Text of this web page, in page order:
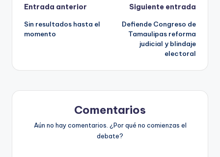
Navegación
de
Entrada anterior
Sin resultados hasta el
momento
Siguiente entrada
Defiende Congreso de
Tamaulipas reforma
judicial y blindaje
electoral
Comentarios
Aún no hay comentarios. ¿Por qué no comienzas el
debate?